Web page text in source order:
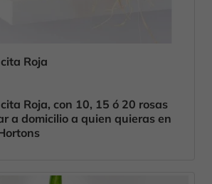
Roja
Roja, con 10, 15 ó 20 rosas
a domicilio a quien quieras en